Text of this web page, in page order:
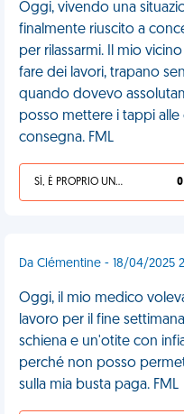
Oggi, vivendo una
finalmente riuscito a
per rilassarmi. Il mio
fare dei lavori, trapano
quando dovevo
posso mettere i tappi
consegna. FML
SÌ, È PROPRIO UNA VDM! 0
Da Clémentine - 18/04/2025
Oggi, il mio medico
lavoro per il fine
schiena e un'otite con
perché non posso
sulla mia busta paga. FML